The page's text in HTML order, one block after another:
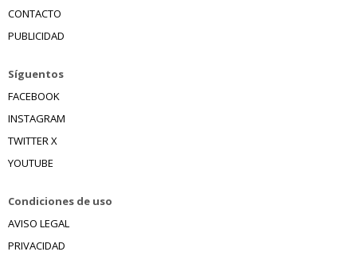
CONTACTO
PUBLICIDAD
Síguentos
FACEBOOK
INSTAGRAM
TWITTER X
YOUTUBE
Condiciones de uso
AVISO LEGAL
PRIVACIDAD